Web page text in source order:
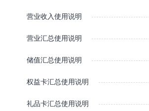
营业收入使用说明
营业汇总使用说明
储值汇总使用说明
权益卡汇总使用说明
礼品卡汇总使用说明